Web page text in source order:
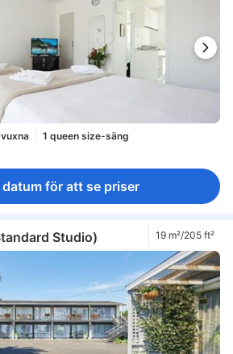
1 queen size-säng
för att se priser
Studio) 19 m²/205 ft²